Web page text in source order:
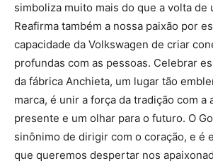
simboliza muito mais do que a volta de
Reafirma também a nossa paixão por
capacidade da Volkswagen de criar
profundas com as pessoas. Celebrar
da fábrica Anchieta, um lugar tão
marca, é unir a força da tradição com a
presente e um olhar para o futuro. O
sinônimo de dirigir com o coração, e é
que queremos despertar nos